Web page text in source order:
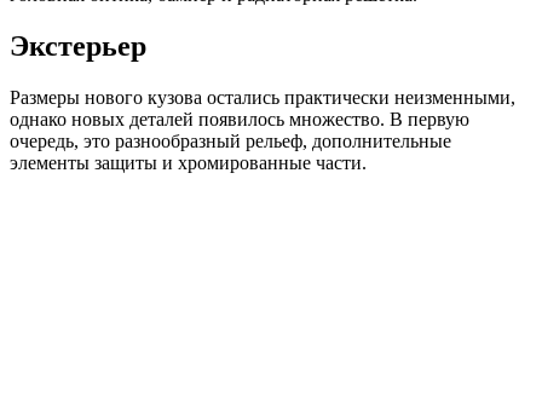
Экстерьер
Размеры нового кузова остались практически неизменными,
однако новых деталей появилось множество. В первую
очередь, это разнообразный рельеф, дополнительные
элементы защиты и хромированные части.